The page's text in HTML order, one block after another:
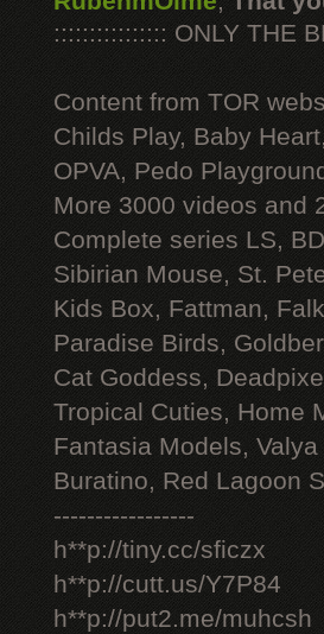
:::::::::::::::: ONLY THE
Content from TOR
Childs Play, Baby
OPVA, Pedo
More 3000 videos and
Complete series LS,
Sibirian Mouse, St.
Kids Box, Fattman,
Paradise Birds,
Cat Goddess,
Tropical Cuties, Home
Fantasia Models,
Buratino, Red Lagoon
-----------------
h**p://tiny.cc/sficzx
h**p://cutt.us/Y7P84
h**p://put2.me/muhcsh